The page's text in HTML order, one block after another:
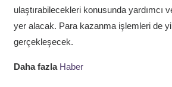
ulaştırabilecekleri konusunda yardımcı
yer alacak. Para kazanma işlemleri de
gerçekleşecek.
Daha fazla Haber